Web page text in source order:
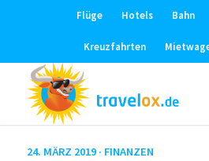
Flüge Hotels Bahn
Kreuzfahrten
24. MÄRZ 2019 · FINANZEN